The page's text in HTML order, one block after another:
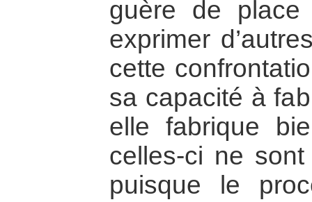
guère de
exprimer
cette
sa capacité à
elle fabrique
celles-ci ne
puisque le